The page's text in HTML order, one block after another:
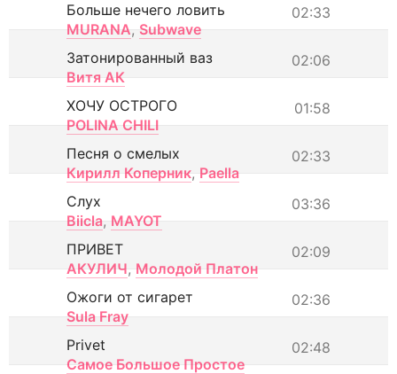
02:33
Больше нечего ловить
MURANA, Subwave
02:06
Затонированный ваз
Витя АК
01:58
ХОЧУ ОСТРОГО
POLINA CHILI
02:33
Песня о смелых
Кирилл Коперник, Paella
03:36
Слух
Biicla, MAYOT
02:09
ПРИВЕТ
АКУЛИЧ, Молодой Платон
02:36
Ожоги от сигарет
Sula Fray
02:48
Privet
Самое Большое Простое